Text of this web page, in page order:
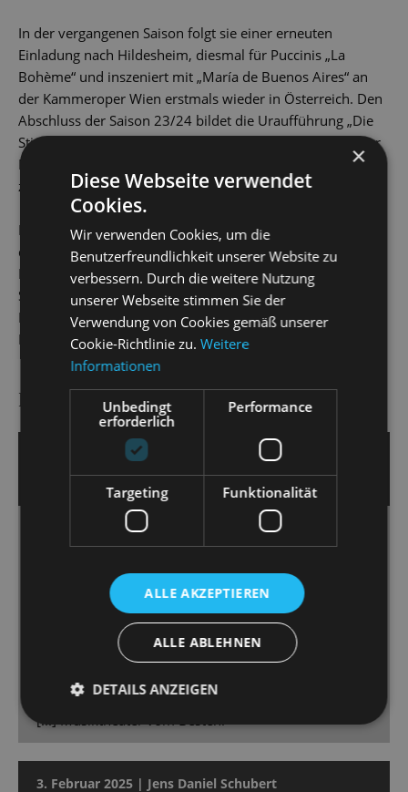
In der vergangenen Saison folgt sie einer erneuten
Einladung nach Hildesheim, diesmal für Puccinis „La
Bohème“ und inszeniert mit „María de Buenos Aires“ an
der Kammeroper Wien erstmals wieder in Österreich. Den
Abschluss der Saison 23/24 bildet die Uraufführung „Die
Stimme der Meerjungfrau“ von Ralph Neubert am Theater
Erfurt, bei der sie auch als Co-Autorin verantwortlich
zeichnet.
Ihre Interpretation von „Hoffmanns Erzählungen“ eröffnet
die diesjährige Chemnitzer Theatersaison, weitere
Engagements führen Juana Inés Cano Restrepo an die
Staatsoperette Dresden, das Theater Regensburg und die
Neue Oper Wien, darüber hinaus ist ihr Regie-Debüt in
Frankreich geplant.
PRESSESTIMMEN
3. Februar 2025 | Guido Glaner
DRESDNER MORGENPOST
Zauber, Tempo und Witz, die Kostüme (Lena
Weikhard) sind ein Augenschmaus, das Bühnenbild
(Anna Schöttl) aus vergoldeten Gliedmaßen in
Übermaß gibt eine so ungewöhnliche wie originelle
Chefdirigent Michael Ellis Ingram ihre große Klasse.
[...] Musiktheater vom Besten.
3. Februar 2025 | Jens Daniel Schubert
×
Diese Webseite verwendet
Cookies.
Wir verwenden Cookies, um die
Benutzerfreundlichkeit unserer Website zu
verbessern. Durch die weitere Nutzung
unserer Webseite stimmen Sie der
Verwendung von Cookies gemäß unserer
Cookie-Richtlinie zu.Weitere
Informationen
Unbedingt
erforderlich
Performance
Targeting Funktionalität
ALLE AKZEPTIEREN
ALLE ABLEHNEN
DETAILS ANZEIGEN